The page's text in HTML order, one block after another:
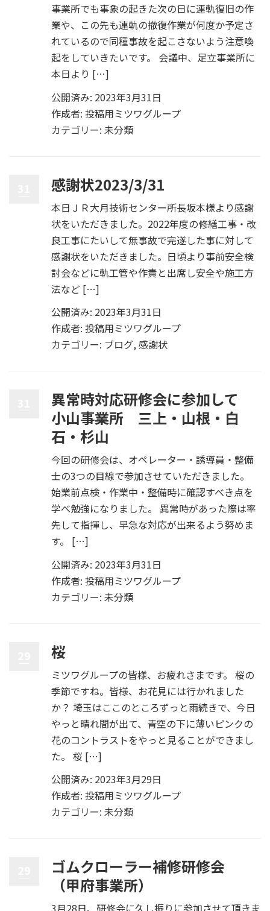
事業所でも事象の起きた次の日に連軌復旧の作
業や、この先も連軌の撤復作業が何度か予定さ
れているので同種事故を起こさないよう注意喚
起をしていきたいです。 会議中、足立事業所に
本日より […]
公開済み: 2023年3月31日
作成者: 投稿用ミツワグループ
カテゴリー: 未分類
感謝状2023/3/31
本日ＪＲ大月技術センター所長坂本様より感謝
状をいただきました。2022年度の修繕工事・改
良工事にたいして無事故で完遂した事に対して
感謝状をいただきました。日頃より事前安全検
討会などに軌工管や作責と出席し安全や施工方
法など […]
公開済み: 2023年3月31日
作成者: 投稿用ミツワグループ
カテゴリー: ブログ,感謝状
異常時対応研修会に参加して
小山事業所 三上・山根・白
石・杉山
今回の研修会は、オペレーター・誘導員・整備
士の3つの目線で参加させていただきました。
始業前点検・作業中・整備時に確認すべき点を
学べ勉強になりました。 異常時があった際は率
先して指揮し、早急な対応が出来るよう努めま
す。 […]
公開済み: 2023年3月31日
作成者: 投稿用ミツワグループ
カテゴリー: 未分類
桜
ミツワグループの皆様、お疲れさまです。 桜の
季節ですね。皆様、お花見には行かれました
か？ 埼玉はここのところずっと雨続きで、今日
やっと晴れ間が出て、青空の下に薄いピンクの
花のコントラストをやっと見ることができまし
た。 桜 […]
公開済み: 2023年3月29日
作成者: 投稿用ミツワグループ
カテゴリー: 未分類
ゴムクローラー補修研修会
（甲府事業所）
3月28日、研修会に久し振りに参加させて頂きま